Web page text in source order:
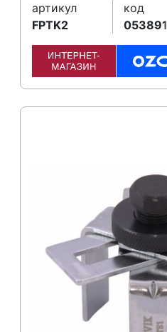
артикул
FPTK2
код
053891